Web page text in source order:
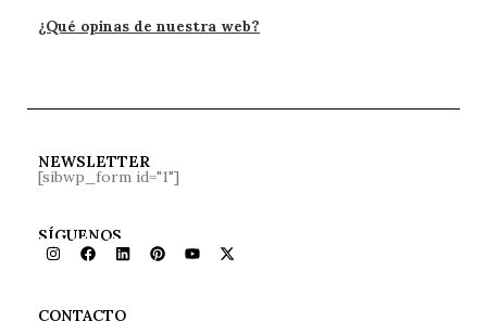
¿Qué opinas de nuestra web?
NEWSLETTER
[sibwp_form id="1"]
SÍGUENOS
CONTACTO